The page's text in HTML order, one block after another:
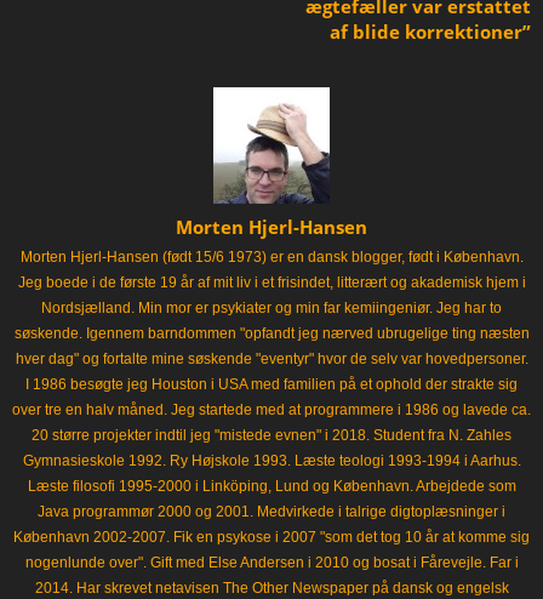
ægtefæller var erstattet
af blide korrektioner”
Morten Hjerl-Hansen
Morten Hjerl-Hansen (født 15/6 1973) er en dansk blogger, født i København.
Jeg boede i de første 19 år af mit liv i et frisindet, litterært og akademisk hjem i
Nordsjælland. Min mor er psykiater og min far kemiingeniør. Jeg har to
søskende. Igennem barndommen "opfandt jeg nærved ubrugelige ting næsten
hver dag" og fortalte mine søskende "eventyr" hvor de selv var hovedpersoner.
I 1986 besøgte jeg Houston i USA med familien på et ophold der strakte sig
over tre en halv måned. Jeg startede med at programmere i 1986 og lavede ca.
20 større projekter indtil jeg "mistede evnen" i 2018. Student fra N. Zahles
Gymnasieskole 1992. Ry Højskole 1993. Læste teologi 1993-1994 i Aarhus.
Læste filosofi 1995-2000 i Linköping, Lund og København. Arbejdede som
Java programmør 2000 og 2001. Medvirkede i talrige digtoplæsninger i
København 2002-2007. Fik en psykose i 2007 "som det tog 10 år at komme sig
nogenlunde over". Gift med Else Andersen i 2010 og bosat i Fårevejle. Far i
2014. Har skrevet netavisen The Other Newspaper på dansk og engelsk